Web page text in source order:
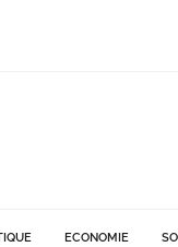
ECONOMIE